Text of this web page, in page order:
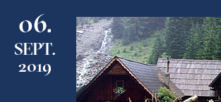
06.
SEPT.
2019